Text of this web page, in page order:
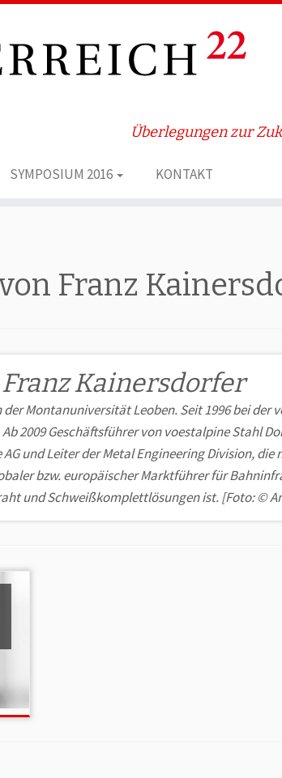
Überlegungen zur
SYMPOSIUM 2016 KONTAKT
Franz
Kainersdorfer
Montanuniversität Leoben. Seit 1996 bei der
2009 Geschäftsführer von voestalpine Stahl
und Leiter der Metal Engineering Division,
bzw. europäischer Marktführer für
und Schweiß­komplett­lösungen ist. [Foto: ©